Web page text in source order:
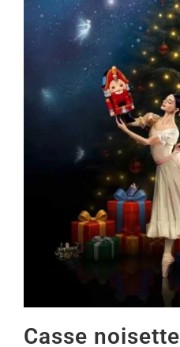
Casse noisette